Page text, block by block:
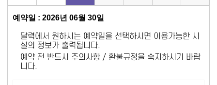
예약일 : 2026년 06월 30일
달력에서 원하시는 예약일을 선택하시면 이용가능한 시
설의 정보가 출력됩니다.
예약 전 반드시 주의사항 / 환불규정을 숙지하시기 바랍
니다.